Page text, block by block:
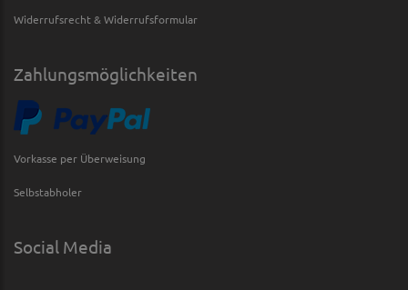
Widerrufsrecht & Widerrufsformular
Zahlungsmöglichkeiten
Vorkasse per Überweisung
Selbstabholer
Social Media